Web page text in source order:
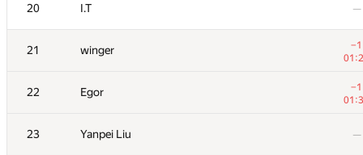
20 I.T —
21 winger
−1
22 Egor
−1
23 Yanpei Liu —
20 I.T —
21 winger
−1
22 Egor
−1
23 Yanpei Liu —